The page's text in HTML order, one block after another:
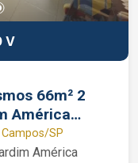
V
66m² 2
América
SP
América